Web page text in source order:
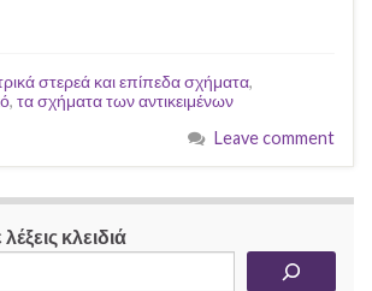
στερεά και επίπεδα σχήματα,
, τα σχήματα των αντικειμένων
Leave comment
κλειδιά